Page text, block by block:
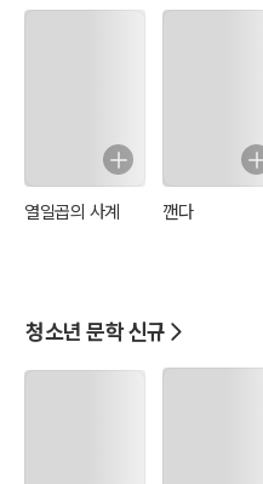
열일곱의 사계 깬다
청소년 문학 신규